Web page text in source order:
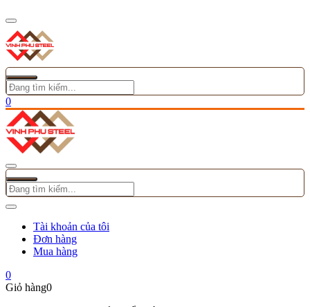
0
Tài khoản của tôi
Đơn hàng
Mua hàng
0
Giỏ hàng0